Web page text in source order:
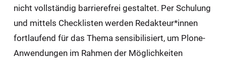
nicht vollständig barrierefrei gestaltet. Per Schulung
und mittels Checklisten werden Redakteur*innen
fortlaufend für das Thema sensibilisiert, um Plone-
Anwendungen im Rahmen der Möglichkeiten